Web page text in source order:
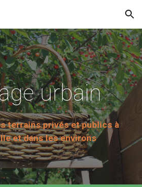
Skip to navigation
urbain
terrains privés et publics à
et dans les environs